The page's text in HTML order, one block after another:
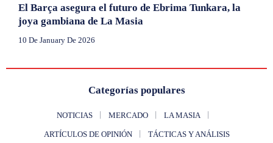
El Barça asegura el futuro de Ebrima Tunkara, la
joya gambiana de La Masia
10 De January De 2026
Categorías populares
NOTICIAS MERCADO LA MASIA
ARTÍCULOS DE OPINIÓN TÁCTICAS Y ANÁLISIS